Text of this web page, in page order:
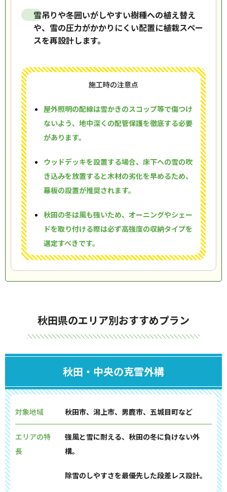
雪吊りや冬囲いがしやすい樹種への植え替え
や、雪の圧力がかかりにくい配置に植栽スペー
スを再設計します。
施工時の注意点
屋外照明の配線は雪かきのスコップ等で傷つけ
ないよう、地中深くの配管保護を徹底する必要
があります。
ウッドデッキを設置する場合、床下への雪の吹
き込みを放置すると木材の劣化を早めるため、
幕板の設置が推奨されます。
秋田の冬は風も強いため、オーニングやシェー
ドを取り付ける際は必ず高強度の収納タイプを
選定すべきです。
秋田県のエリア別おすすめプラン
秋田・中央の克雪外構
対象地域 秋田市、潟上市、男鹿市、五城目町など
エリアの特
長
強風と雪に耐える、秋田の冬に負けない外
構。
除雪のしやすさを最優先した段差レス設計。